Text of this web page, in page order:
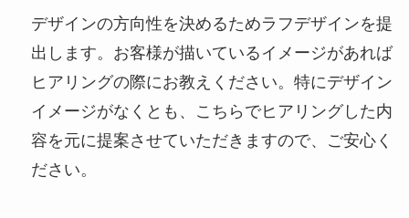
デザインの方向性を決めるためラフデザインを提
出します。お客様が描いているイメージがあれば
ヒアリングの際にお教えください。特にデザイン
イメージがなくとも、こちらでヒアリングした内
容を元に提案させていただきますので、ご安心く
ださい。